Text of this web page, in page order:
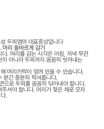
두피염의 대표증상입니다
리 올바르게 감기
. 머리를 감는 시각은 아침, 저녁 무관
아니라 두피까지 꼼꼼히 씻어내는
머리카락이 엉켜 있을 수 있습니다.
분간 충분히 적셔줍니다.
으로 두피를 꼼꼼히 닦아내야 합니다.
셔야 합니다. 머리가 젖은 채로 모자
.